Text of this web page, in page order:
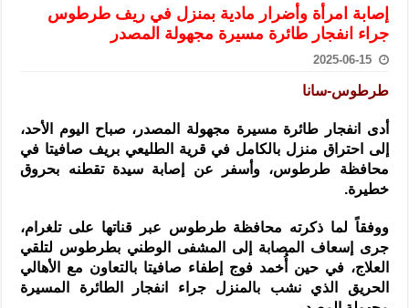
سوريا تبحث مع الإيسيسكو التعاون في البحث العلمي وحماية التراث
إصابة امرأة وأضرار مادية بمنزل في ريف طرطوس
جراء انفجار طائرة مسيرة مجهولة المصدر
2025-06-15
طرطوس-سانا
أدى انفجار طائرة مسيرة مجهولة المصدر، صباح اليوم الأحد،
إلى احتراق منزل بالكامل في قرية الطليعي بريف صافيتا في
محافظة طرطوس، وأسفر عن إصابة سيدة تقطنه بحروق
خطيرة.
ووفقاً لما ذكرته محافظة طرطوس عبر قناتها على تلغرام،
جرى إسعاف المصابة إلى المشفى الوطني بطرطوس لتلقي
العلاج، في حين أُخمد فوج إطفاء صافيتا بالتعاون مع الأهالي
الحريق الذي نشب بالمنزل جراء انفجار الطائرة المسيرة